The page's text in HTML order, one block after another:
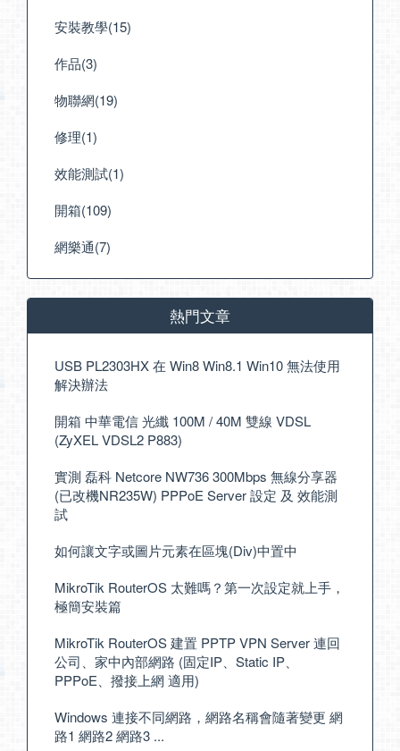
安裝教學(15)
作品(3)
物聯網(19)
修理(1)
效能測試(1)
開箱(109)
網樂通(7)
熱門文章
USB PL2303HX 在 Win8 Win8.1 Win10 無法使用
解決辦法
開箱 中華電信 光纖 100M / 40M 雙線 VDSL
(ZyXEL VDSL2 P883)
實測 磊科 Netcore NW736 300Mbps 無線分享器
(已改機NR235W) PPPoE Server 設定 及 效能測
試
如何讓文字或圖片元素在區塊(Div)中置中
MikroTik RouterOS 太難嗎？第一次設定就上手，
極簡安裝篇
MikroTik RouterOS 建置 PPTP VPN Server 連回
公司、家中內部網路 (固定IP、Static IP、
PPPoE、撥接上網 適用)
Windows 連接不同網路，網路名稱會隨著變更 網
路1 網路2 網路3 ...